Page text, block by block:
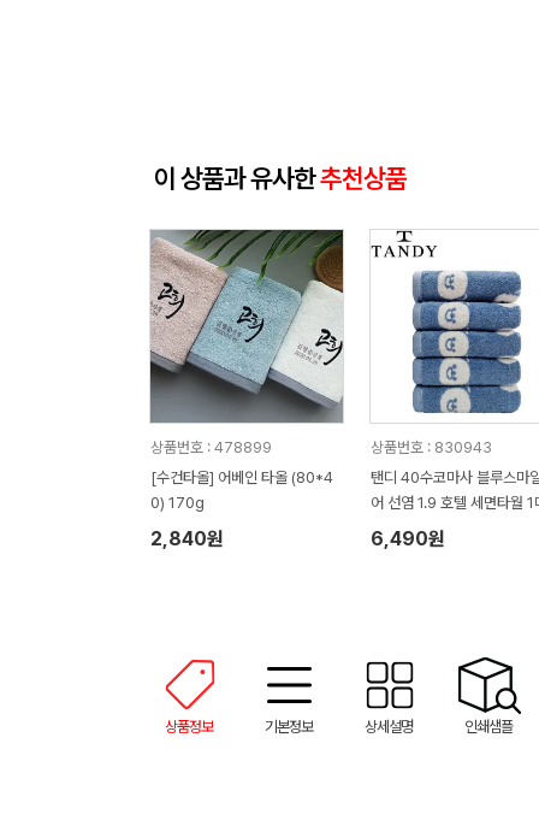
이 상품과 유사한추천상품
상품번호 : 478899
[수건타올] 어베인 타올 (80*4
0) 170g
2,840원
상품번호 : 830943
탠디 40수코마사 블루스마
어 선염 1.9 호텔 세면타월 1
6,490원
상품정보 기본정보 상세설명 인쇄샘플